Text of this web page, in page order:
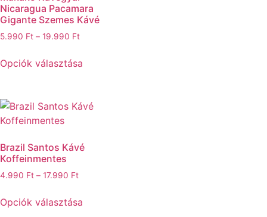
Nicaragua Pacamara
Gigante Szemes Kávé
5.990 Ft – 19.990 Ft
Opciók választása
Brazil Santos Kávé
Koffeinmentes
4.990 Ft – 17.990 Ft
Opciók választása